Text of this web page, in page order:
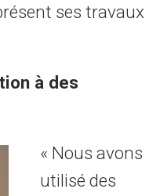
ses travaux
à des
« Nous avons
utilisé des